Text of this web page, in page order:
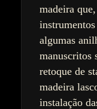
madeira
algumas
manuscritos
retoque de
madeira
instalação